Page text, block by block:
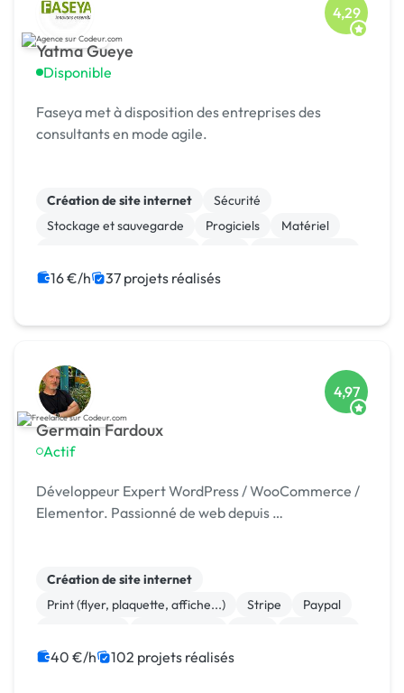
Yatma Gueye
Disponible
4,29
Faseya met à disposition des entreprises des
consultants en mode agile.
Création de site internet
Sécurité
Stockage et sauvegarde
Progiciels
Matériel
SaaS
CMS
16 €/h 37 projets réalisés
Germain Fardoux
Actif
4,97
Développeur Expert WordPress / WooCommerce /
Elementor. Passionné de web depuis …
Création de site internet
Print (flyer, plaquette, affiche...)
Stripe
Paypal
Site clé en main
Système de paiement
40 €/h 102 projets réalisés